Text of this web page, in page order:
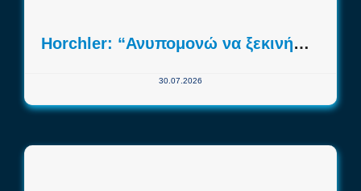
Horchler: “Ανυπομονώ να ξεκινήσω δουλειά και να αγωνιστώ στο Ιβανώφειο”
30.07.2026